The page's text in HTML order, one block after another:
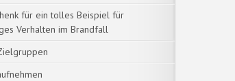
für ein tolles Beispiel für
Verhalten im Brandfall